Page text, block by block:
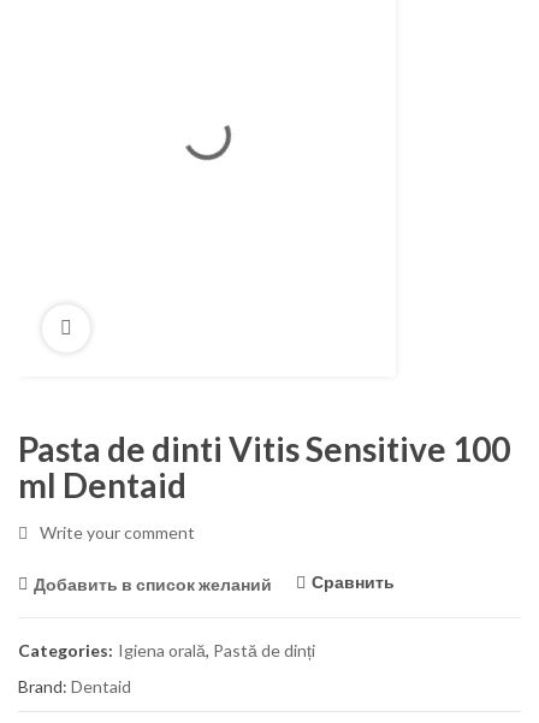
Pasta de dinti Vitis Sensitive 100
ml Dentaid
Write your comment
Добавить в список желаний Сравнить
Categories: Igiena orală, Pastă de dinți
Brand: Dentaid